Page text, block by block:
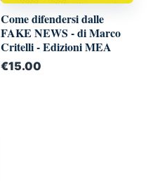
Come difendersi dalle
FAKE NEWS - di Marco
Critelli - Edizioni MEA
€15.00